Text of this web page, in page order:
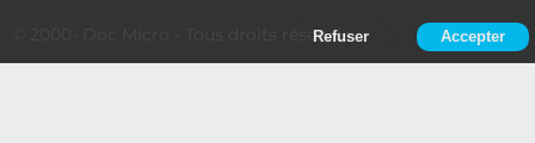
Refuser Accepter
- Tous droits réservés